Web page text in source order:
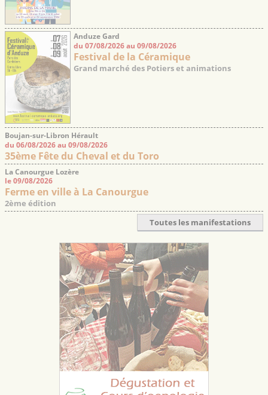
Anduze Gard
du 07/08/2026 au 09/08/2026
Festival de la Céramique
Grand marché des Potiers et animations
Boujan-sur-Libron Hérault
du 06/08/2026 au 09/08/2026
35ème Fête du Cheval et du Toro
La Canourgue Lozère
le 09/08/2026
Ferme en ville à La Canourgue
2ème édition
Toutes les manifestations